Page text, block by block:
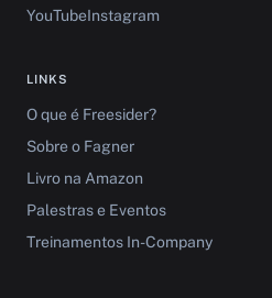
YouTubeInstagram
LINKS
O que é Freesider?
Sobre o Fagner
Livro na Amazon
Palestras e Eventos
Treinamentos In-Company